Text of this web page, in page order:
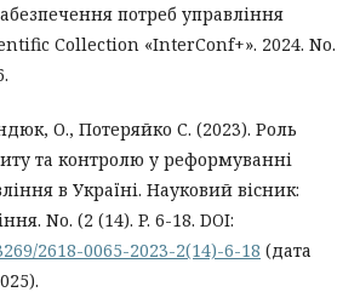
потреб управління
Collection «InterConf+». 2024. No.
О., Потеряйко С. (2023). Роль
та контролю у реформуванні
в Україні. Науковий вісник:
No. (2 (14). P. 6-18. DOI:
2618-0065-2023-2(14)-6-18 (дата